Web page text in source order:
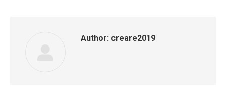
Author: creare2019